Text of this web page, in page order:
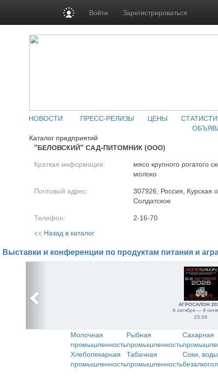
Войти Зарегистрироваться
НОВОСТИ ПРЕСС-РЕЛИЗЫ ЦЕНЫ
Каталог предприятий
"БЕЛОВСКИЙ" САД-ПИТОМНИК (ООО)
Краткая информация:
мясо крупного рогатого
молоко
Почтовый адрес:
307926, Россия, Курская
Солдатское
Телефон: 2-16-70
<< Назад в каталог
Выставки и конференции по продуктам питания и
АГРОСАЛОН
6 октября — 9
23:59
Молочная
промышленность
Рыбная
промышленность
Сахарная
Хлебопекарная
промышленность
Табачная
промышленность
Соки,